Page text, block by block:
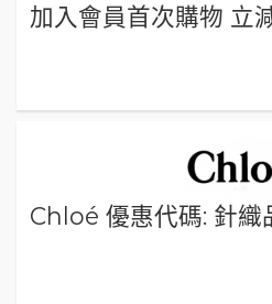
加入會員首次購物 立
Chloé 優惠代碼: 針織